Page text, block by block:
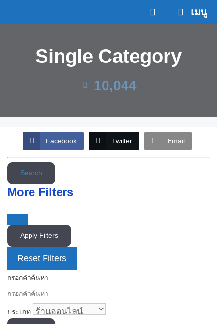
เมนู
Single Category
10,044
Facebook Twitter Email
Search
More Filters
Apply Filters
Reset Filters
กรอกคำค้นหา
ประเภท